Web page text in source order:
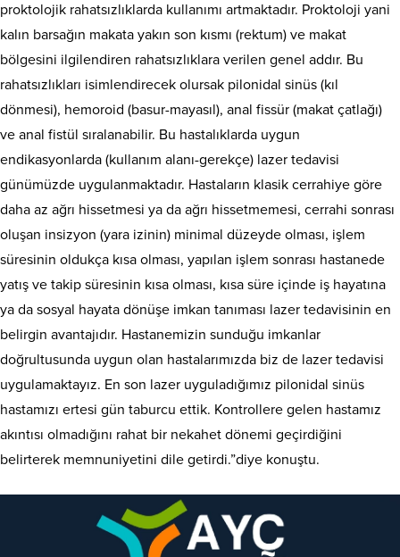
proktolojik rahatsızlıklarda kullanımı artmaktadır. Proktoloji yani
kalın barsağın makata yakın son kısmı (rektum) ve makat
bölgesini ilgilendiren rahatsızlıklara verilen genel addır. Bu
rahatsızlıkları isimlendirecek olursak pilonidal sinüs (kıl
dönmesi), hemoroid (basur-mayasıl), anal fissür (makat çatlağı)
ve anal fistül sıralanabilir. Bu hastalıklarda uygun
endikasyonlarda (kullanım alanı-gerekçe) lazer tedavisi
günümüzde uygulanmaktadır. Hastaların klasik cerrahiye göre
daha az ağrı hissetmesi ya da ağrı hissetmemesi, cerrahi sonrası
oluşan insizyon (yara izinin) minimal düzeyde olması, işlem
süresinin oldukça kısa olması, yapılan işlem sonrası hastanede
yatış ve takip süresinin kısa olması, kısa süre içinde iş hayatına
ya da sosyal hayata dönüşe imkan tanıması lazer tedavisinin en
belirgin avantajıdır. Hastanemizin sunduğu imkanlar
doğrultusunda uygun olan hastalarımızda biz de lazer tedavisi
uygulamaktayız. En son lazer uyguladığımız pilonidal sinüs
hastamızı ertesi gün taburcu ettik. Kontrollere gelen hastamız
akıntısı olmadığını rahat bir nekahet dönemi geçirdiğini
belirterek memnuniyetini dile getirdi.”diye konuştu.